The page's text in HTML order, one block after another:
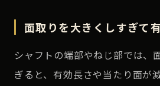
面取りを大きくしすぎて
シャフトの端部やねじ部では、
ぎると、有効長さや当たり面が